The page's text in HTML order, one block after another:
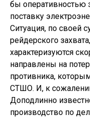
бы оперативностью
поставку
Ситуация, по своей
рейдерского
характеризуются
направлены на
противника,
СТШО. И, к
Доподлинно
производство по